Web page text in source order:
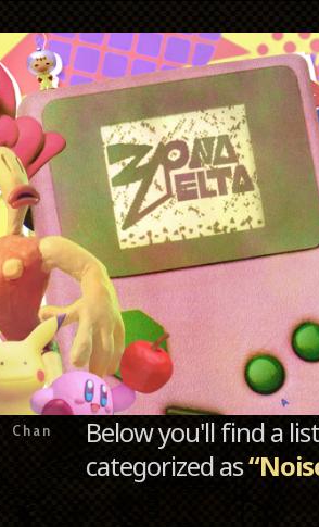
Chan
Below you'll find a
categorized as